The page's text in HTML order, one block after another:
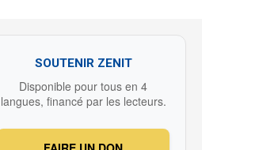
SOUTENIR ZENIT
Disponible pour tous en 4
langues, financé par les lecteurs.